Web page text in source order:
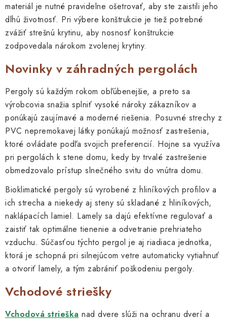
materiál je nutné pravidelne ošetrovať, aby ste zaistili jeho
dlhú životnosť. Pri výbere konštrukcie je tiež potrebné
zvážiť strešnú krytinu, aby nosnosť konštrukcie
zodpovedala nárokom zvolenej krytiny.
Novinky v záhradných pergolách
Pergoly sú každým rokom obľúbenejšie, a preto sa
výrobcovia snažia splniť vysoké nároky zákazníkov a
ponúkajú zaujímavé a moderné riešenia. Posuvné strechy z
PVC nepremokavej látky ponúkajú možnosť zastrešenia,
ktoré ovládate podľa svojich preferencií. Hojne sa využíva
pri pergolách k stene domu, kedy by trvalé zastrešenie
obmedzovalo prístup slnečného svitu do vnútra domu.
Bioklimatické pergoly sú vyrobené z hliníkových profilov a
ich strecha a niekedy aj steny sú skladané z hliníkových,
naklápacích lamiel. Lamely sa dajú efektívne regulovať a
zaistiť tak optimálne tienenie a odvetranie prehriateho
vzduchu. Súčasťou týchto pergol je aj riadiaca jednotka,
ktorá je schopná pri silnejúcom vetre automaticky vytiahnuť
a otvoriť lamely, a tým zabrániť poškodeniu pergoly.
Vchodové striešky
Vchodová strieška nad dvere slúži na ochranu dverí a